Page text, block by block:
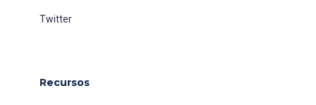
Twitter
Recursos